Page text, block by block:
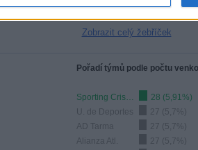
Grau
6 (1,27%)
Zobrazit celý žebříček
Pořadí týmů podle počtu
Sporting Cristal
28 (5,91%)
U. de Deportes
27 (5,7%)
AD Tarma
27 (5,7%)
Alianza Atl.
27 (5,7%)